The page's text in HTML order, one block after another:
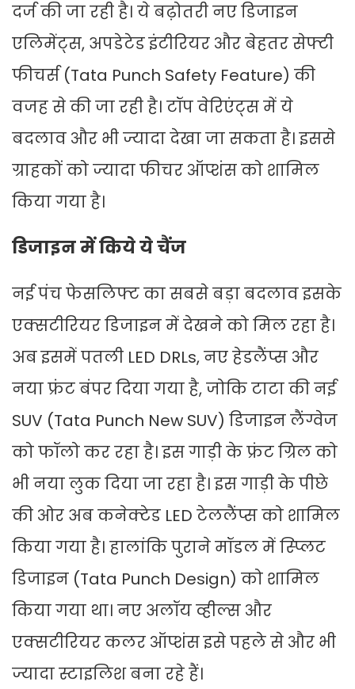
दर्ज की जा रही है। ये बढ़ोतरी नए डिजाइन
एलिमेंट्स, अपडेटेड इंटीरियर और बेहतर सेफ्टी
फीचर्स (Tata Punch Safety Feature) की
वजह से की जा रही है। टॉप वेरिएंट्स में ये
बदलाव और भी ज्यादा देखा जा सकता है। इससे
ग्राहकों को ज्यादा फीचर ऑप्शंस को शामिल
किया गया है।
डिजाइन में किये ये चैंज
नई पंच फेसलिफ्ट का सबसे बड़ा बदलाव इसके
एक्सटीरियर डिजाइन में देखने को मिल रहा है।
अब इसमें पतली LED DRLs, नए हेडलैंप्स और
नया फ्रंट बंपर दिया गया है, जोकि टाटा की नई
SUV (Tata Punch New SUV) डिजाइन लैंग्वेज
को फॉलो कर रहा है। इस गाड़ी के फ्रंट ग्रिल को
भी नया लुक दिया जा रहा है। इस गाड़ी के पीछे
की ओर अब कनेक्टेड LED टेललैंप्स को शामिल
किया गया है। हालांकि पुराने मॉडल में स्प्लिट
डिजाइन (Tata Punch Design) को शामिल
किया गया था। नए अलॉय व्हील्स और
एक्सटीरियर कलर ऑप्शंस इसे पहले से और भी
ज्यादा स्टाइलिश बना रहे हैं।